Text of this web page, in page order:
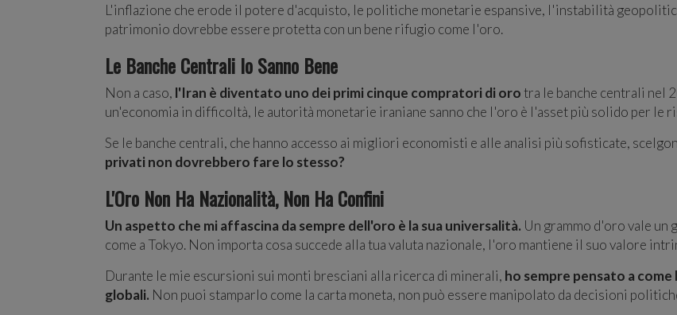
L'inflazione che erode il potere d'acquisto, le politiche monetarie espansive, l'instabilità
patrimonio dovrebbe essere protetta con un bene rifugio come l'oro.
Le Banche Centrali lo Sanno Bene
Non a caso, l'Iran è diventato uno dei primi cinque compratori di orotra le banche centrali nel
un'economia in difficoltà, le autorità monetarie iraniane sanno che l'oro è l'asset più solido per le
Se le banche centrali, che hanno accesso ai migliori economisti e alle analisi più sofisticate,
privati non dovrebbero fare lo stesso?
L'Oro Non Ha Nazionalità, Non Ha Confini
Un aspetto che mi affascina da sempre dell'oro è la sua universalità. Un grammo d'oro vale un
come a Tokyo. Non importa cosa succede alla tua valuta nazionale, l'oro mantiene il suo valore
Durante le mie escursioni sui monti bresciani alla ricerca di minerali, ho sempre pensato a
globali. Non puoi stamparlo come la carta moneta, non può essere manipolato da decisioni